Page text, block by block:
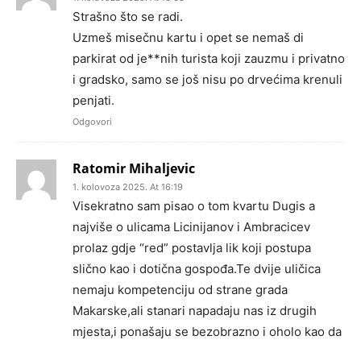
Strašno što se radi.
Uzmeš misečnu kartu i opet se nemaš di
parkirat od je**nih turista koji zauzmu i privatno
i gradsko, samo se još nisu po drvećima krenuli
penjati.
Odgovori
Ratomir Mihaljevic
1. kolovoza 2025. At 16:19
Visekratno sam pisao o tom kvartu Dugis a
najviše o ulicama Licinijanov i Ambracicev
prolaz gdje “red” postavlja lik koji postupa
slično kao i dotična gospođa.Te dvije uličica
nemaju kompetenciju od strane grada
Makarske,ali stanari napadaju nas iz drugih
mjesta,i ponašaju se bezobrazno i oholo kao da